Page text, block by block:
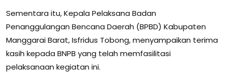
Sementara itu, Kepala Pelaksana Badan
Penanggulangan Bencana Daerah (BPBD) Kabupaten
Manggarai Barat, Isfridus Tobong, menyampaikan terima
kasih kepada BNPB yang telah memfasilitasi
pelaksanaan kegiatan ini.